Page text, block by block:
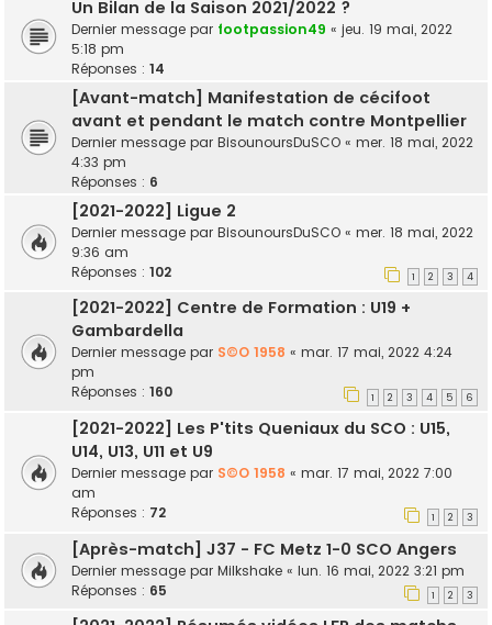
Un Bilan de la Saison 2021/2022 ?
Dernier message par footpassion49 « jeu. 19 mai, 2022
5:18 pm
Réponses : 14
[Avant-match] Manifestation de cécifoot
avant et pendant le match contre Montpellier
Dernier message par BisounoursDuSCO « mer. 18 mai, 2022
4:33 pm
Réponses : 6
[2021-2022] Ligue 2
Dernier message par BisounoursDuSCO « mer. 18 mai, 2022
9:36 am
Réponses : 102 1 2 3 4
[2021-2022] Centre de Formation : U19 +
Gambardella
Dernier message par S©O 1958 « mar. 17 mai, 2022 4:24
pm
Réponses : 160 1 2 3 4 5 6
[2021-2022] Les P'tits Queniaux du SCO : U15,
U14, U13, U11 et U9
Dernier message par S©O 1958 « mar. 17 mai, 2022 7:00
am
Réponses : 72 1 2 3
[Après-match] J37 - FC Metz 1-0 SCO Angers
Dernier message par Milkshake « lun. 16 mai, 2022 3:21 pm
Réponses : 65 1 2 3